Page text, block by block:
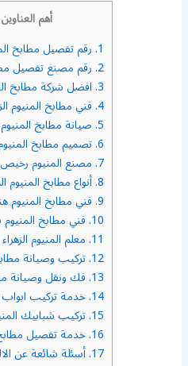
أهم العناوين
1. رقم تفصيل مطابخ
2. رقم مصنع تفصيل
3. افضل شركة مطابخ
4. فني مطابخ المنيوم
5. صيانة مطابخ المنيوم
6. تصميم مطابخ المنيوم
7. مصنع المنيوم رخيص
8. أنواع مطابخ المنيوم
9. فني مطابخ المنيوم
10. فني مطابخ المنيوم
11. معلم المنيوم الزهراء
12. تركيب وصيانة
13. فك ونقل وصيانة
14. خدمة تركيب ابواب
15. تركيب شبابيك
16. خدمة تفصيل مطابخ
17. أسئلة شائعة عن